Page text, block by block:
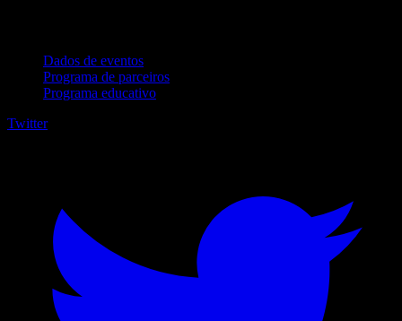
Dados de eventos
Programa de parceiros
Programa educativo
Twitter